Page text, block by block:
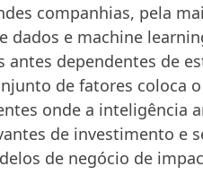
companhias, pela
dados e machine
antes dependentes de
de fatores coloca
onde a inteligência
de investimento e
de negócio de